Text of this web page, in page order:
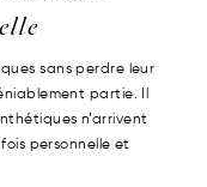
sans perdre leur
partie. Il
n’arrivent
personnelle et